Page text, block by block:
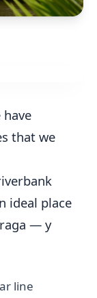
that we
ideal place
— y
line